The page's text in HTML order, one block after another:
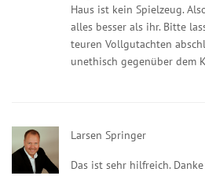
Haus ist kein Spielzeug.
alles besser als ihr. Bitte
teuren Vollgutachten
unethisch gegenüber dem
Larsen Springer
Das ist sehr hilfreich.